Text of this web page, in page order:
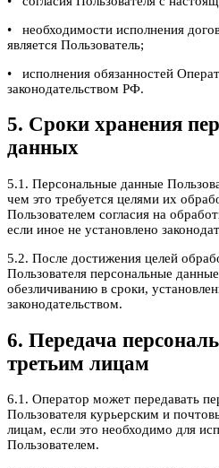
• необходимости исполнения
является Пользователь;
• исполнения обязанностей
законодательством РФ.
5. Сроки хранения
данных
5.1. Персональные данные
чем это требуется целями их
Пользователем согласия на
если иное не установлено
5.2. После достижения целей
Пользователя персональные
обезличиванию в сроки,
законодательством.
6. Передача
третьим лицам
6.1. Оператор может передавать
Пользователя курьерским и
лицам, если это необходимо для
Пользователем.